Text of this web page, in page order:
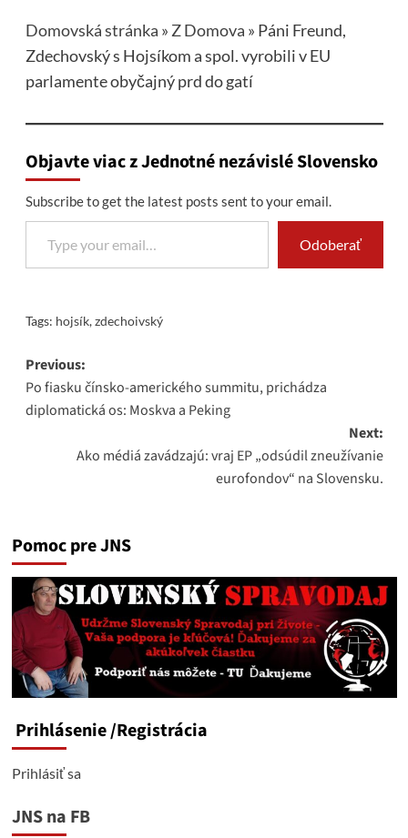
Domovská stránka » Z Domova » Páni Freund,
Zdechovský s Hojsíkom a spol. vyrobili v EU
parlamente obyčajný prd do gatí
Objavte viac z Jednotné nezávislé Slovensko
Subscribe to get the latest posts sent to your email.
Type your email…
Odoberať
Tags: hojsík,zdechoivský
Post
navigation
Previous:
Po fiasku čínsko-amerického summitu, prichádza
diplomatická os: Moskva a Peking
Next:
Ako médiá zavádzajú: vraj EP „odsúdil zneužívanie
eurofondov“ na Slovensku.
Pomoc pre JNS
Prihlásenie/Registrácia
Prihlásiť sa
JNS na FB